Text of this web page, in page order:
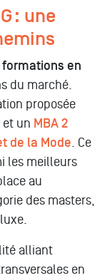
: une
formations en
du marché.
proposée
et un MBA 2
de la Mode. Ce
les meilleurs
au
des masters,
alliant
en